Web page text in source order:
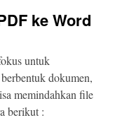
ke Word
untuk
dokumen,
memindahkan file
berikut :